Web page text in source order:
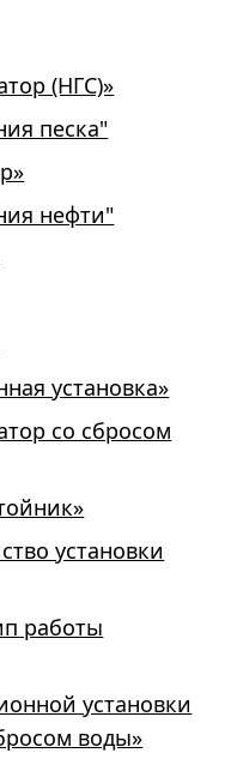
(НГС)»
песка"
нефти"
установка»
со сбросом
установки
работы
установки
воды»